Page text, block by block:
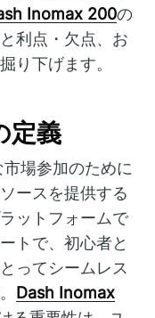
Inomax 200の
利点・欠点、お
り下げます。
定義
場参加のために
ースを提供する
ットフォームで
トで、初心者と
ってシームレス
Dash Inomax